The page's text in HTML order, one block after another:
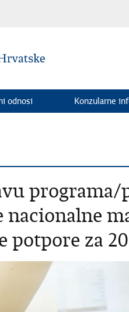
odnosi Konzularne
programa/
nacionalne
potpore za